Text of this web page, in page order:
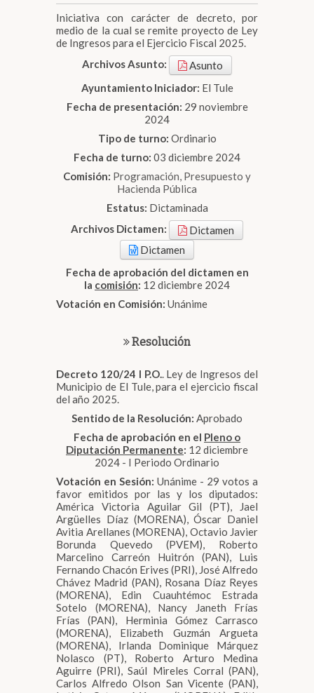
Iniciativa con carácter de decreto, por
medio de la cual se remite proyecto de Ley
de Ingresos para el Ejercicio Fiscal 2025.
Archivos Asunto:
Asunto
Ayuntamiento Iniciador: El Tule
Fecha de presentación: 29 noviembre
2024
Tipo de turno: Ordinario
Fecha de turno: 03 diciembre 2024
Comisión: Programación, Presupuesto y
Hacienda Pública
Estatus: Dictaminada
Archivos Dictamen:
Dictamen
Dictamen
Fecha de aprobación del dictamen en
la comisión: 12 diciembre 2024
Votación en Comisión: Unánime
Resolución
Decreto 120/24 I P.O.. Ley de Ingresos del
Municipio de El Tule, para el ejercicio fiscal
del año 2025.
Sentido de la Resolución: Aprobado
Fecha de aprobación en el Pleno o
Diputación Permanente: 12 diciembre
2024 - I Periodo Ordinario
Votación en Sesión: Unánime - 29 votos a
favor emitidos por las y los diputados:
América Victoria Aguilar Gil (PT), Jael
Argüelles Díaz (MORENA), Óscar Daniel
Avitia Arellanes (MORENA), Octavio Javier
Borunda Quevedo (PVEM), Roberto
Marcelino Carreón Huitrón (PAN), Luis
Fernando Chacón Erives (PRI), José Alfredo
Chávez Madrid (PAN), Rosana Díaz Reyes
(MORENA), Edin Cuauhtémoc Estrada
Sotelo (MORENA), Nancy Janeth Frías
Frías (PAN), Herminia Gómez Carrasco
(MORENA), Elizabeth Guzmán Argueta
(MORENA), Irlanda Dominique Márquez
Nolasco (PT), Roberto Arturo Medina
Aguirre (PRI), Saúl Mireles Corral (PAN),
Carlos Alfredo Olson San Vicente (PAN),